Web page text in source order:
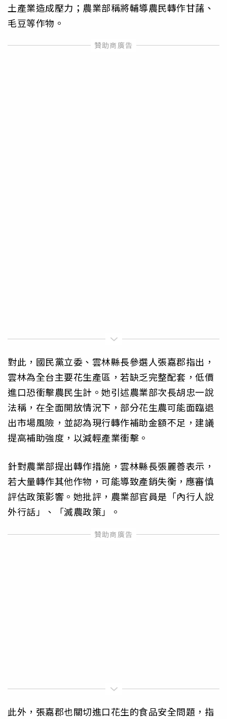
土產業造成壓力；農業部稱將輔導農民轉作甘藷、
毛豆等作物。
對此，國民黨立委、雲林縣長參選人張嘉郡指出，
雲林為全台主要花生產區，若缺乏完整配套，低價
進口恐衝擊農民生計。她引述農業部次長胡忠一說
法稱，在全面開放情況下，部分花生農可能面臨退
出市場風險，並認為現行轉作補助金額不足，建議
提高補助強度，以減輕產業衝擊。
針對農業部提出轉作措施，雲林縣長張麗善表示，
若大量轉作其他作物，可能導致產銷失衡，應審慎
評估政策影響。她批評，農業部官員是「內行人說
外行話」、「滅農政策」。
此外，張嘉郡也關切進口花生的食品安全問題，指